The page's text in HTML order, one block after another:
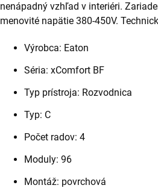
nenápadný vzhľad v interiéri.
menovité napätie 380-450V.
Výrobca: Eaton
Séria: xComfort BF
Typ prístroja: Rozvodnica
Typ: C
Počet radov: 4
Moduly: 96
Montáž: povrchová